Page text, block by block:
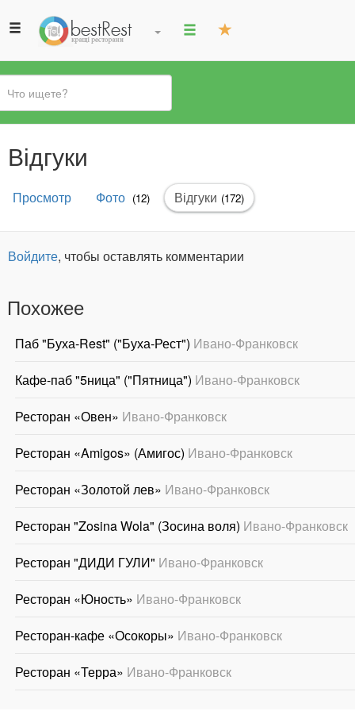
Вы
здесь
Відгуки
Главные
Просмотр Фото (12) Відгуки (активная
вкладка)
(172)
Войдите, чтобы оставлять комментарии
Похожее
Паб "Буха-Rest" ("Буха-Рест") Ивано-Франковск
Кафе-паб "5ница" ("Пятница") Ивано-Франковск
Ресторан «Овен» Ивано-Франковск
Ресторан «Amigos» (Амигос) Ивано-Франковск
Ресторан «Золотой лев» Ивано-Франковск
Ресторан "Zosina Wola" (Зосина воля) Ивано-Франковск
Ресторан "ДИДИ ГУЛИ" Ивано-Франковск
Ресторан «Юность» Ивано-Франковск
Ресторан-кафе «Осокоры» Ивано-Франковск
Ресторан «Терра» Ивано-Франковск